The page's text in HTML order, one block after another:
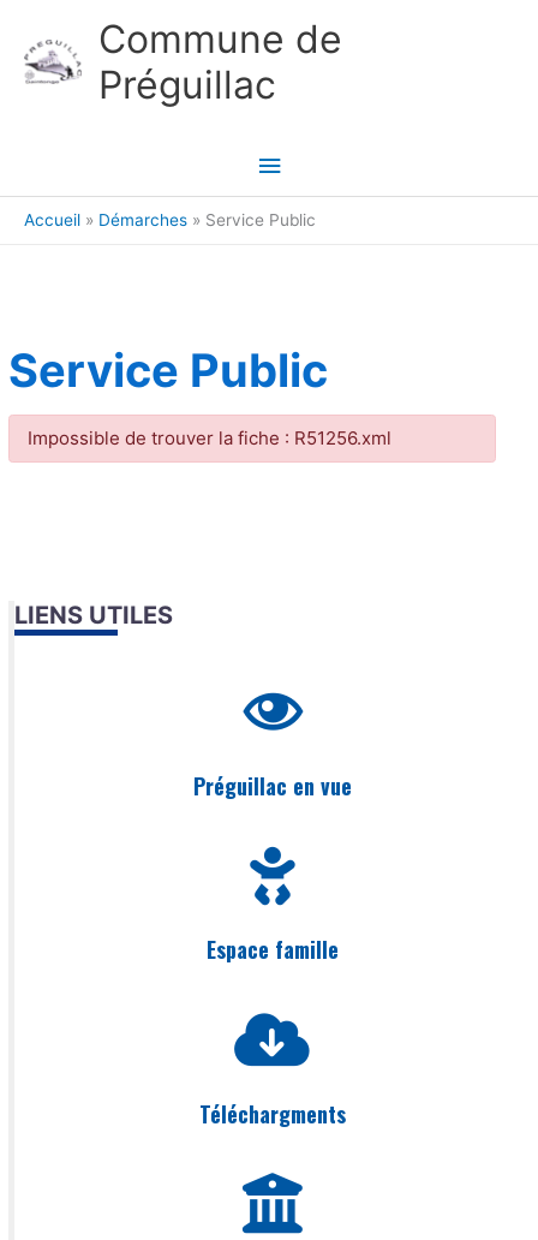
Commune de
Préguillac
Menu
principal
Accueil Démarches Service Public
Service Public
Impossible de trouver la fiche : R51256.xml
LIENS UTILES
Préguillac en vue
Espace famille
Téléchargments